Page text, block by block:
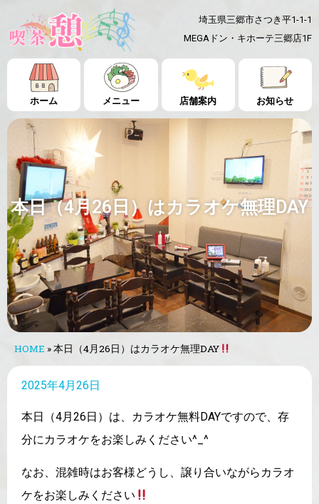
埼玉県三郷市さつき平1-1-1
MEGAドン・キホーテ三郷店1F
ホーム メニュー 店舗案内 お知らせ
本日（4月26日）はカラオケ無理DAY
HOME »本日（4月26日）はカラオケ無理DAY
2025年4月26日
本日（4月26日）は、カラオケ無料DAYですので、存
分にカラオケをお楽しみください^_^
なお、混雑時はお客様どうし、譲り合いながらカラオ
ケをお楽しみください